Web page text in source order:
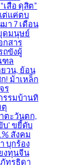
เสือ ดุสิต”
ต่แค่ตบ
า 7 เดือน
ดมนุษย์
กสาร
ถขังผู้
ฑล
วน, ย้อน
! ม้าเหล็ก
ร
รรมบ้านทิ
ตุ
ตะวันตก,
’ ขยี้ดับ
สังคม
บุกร้อง
งทุนจีน
ทรธิดา